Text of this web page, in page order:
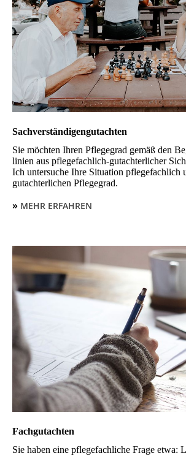
Sachverständigen­gutachten
Sie möchten Ihren Pflegegrad gemäß den
linien aus pflegefachlich-gut­achter­licher
Ich untersuche Ihre Situation pflegefachlich
gutachterlichen Pflegegrad.
» MEHR ERFAHREN
Fach­gutachten
Sie haben eine pflege­fachliche Frage etwa: